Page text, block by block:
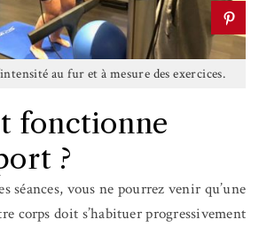
au fur et à mesure des exercices.
fonctionne
?
séances, vous ne pourrez venir qu’une
corps doit s’habituer progressivement